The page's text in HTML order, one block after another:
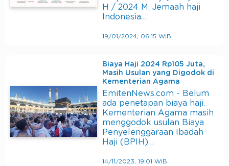
H / 2024 M. Jemaah haji
Indonesia…
19/01/2024, 06:15 WIB
Biaya Haji 2024 Rp105 Juta,
Masih Usulan yang Digodok di
Kementerian Agama
EmitenNews.com - Belum
ada penetapan biaya haji.
Kementerian Agama masih
menggodok usulan Biaya
Penyelenggaraan Ibadah
Haji (BPIH)…
14/11/2023, 19:01 WIB